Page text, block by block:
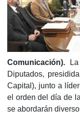
Comunicación).
Diputados,
Capital), junto a
el orden del día de
se abordarán